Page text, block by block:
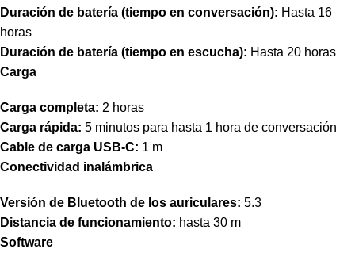
Duración de batería (tiempo en conversación): Hasta 16
horas
Duración de batería (tiempo en escucha): Hasta 20 horas
Carga
Carga completa: 2 horas
Carga rápida: 5 minutos para hasta 1 hora de conversación
Cable de carga USB-C: 1 m
Conectividad inalámbrica
Versión de Bluetooth de los auriculares: 5.3
Distancia de funcionamiento: hasta 30 m
Software